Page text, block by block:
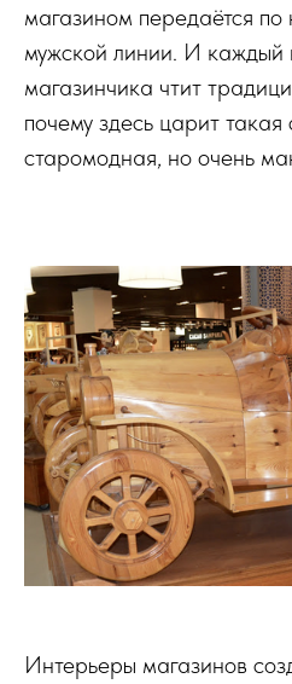
магазином передаётся по
мужской линии. И каждый
магазинчика чтит
почему здесь царит такая
старомодная, но очень
Интерьеры магазинов